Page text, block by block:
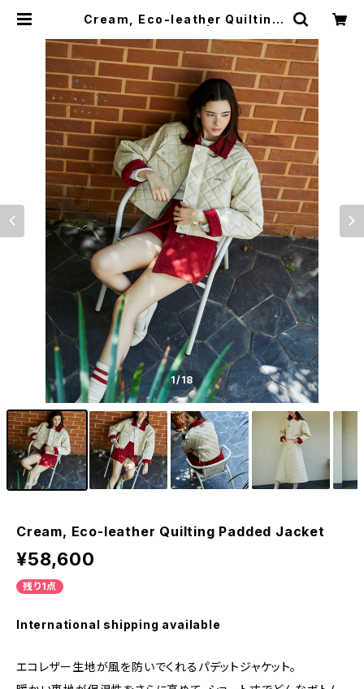
Cream, Eco-leather Quilting
1/18
Cream, Eco-leather Quilting Padded Jacket
¥58,600
残り1点
International shipping available
エコレザー生地が風を防いでくれるパデットジャケット。